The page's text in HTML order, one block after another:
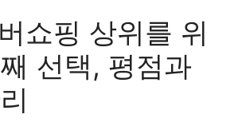
쇼핑 상위를 위
선택, 평점과